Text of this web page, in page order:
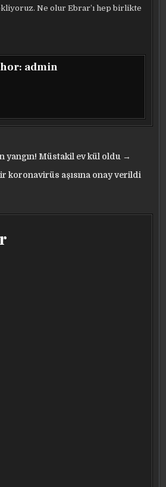
Ne olur Ebrar’ı hep birlikte
admin
yangın! Müstakil ev kül oldu →
koronavirüs aşısına onay verildi